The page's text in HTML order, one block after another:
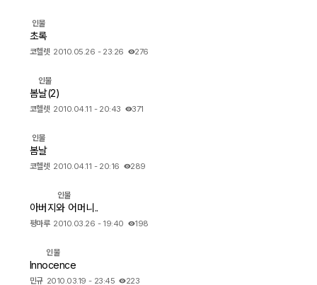
인물
초록
코헬렛 2010.05.26 - 23:26 276
인물
봄날(2)
코헬렛 2010.04.11 - 20:43 371
인물
봄날
코헬렛 2010.04.11 - 20:16 289
인물
아버지와 어머니..
평마루 2010.03.26 - 19:40 198
인물
Innocence
민규 2010.03.19 - 23:45 223